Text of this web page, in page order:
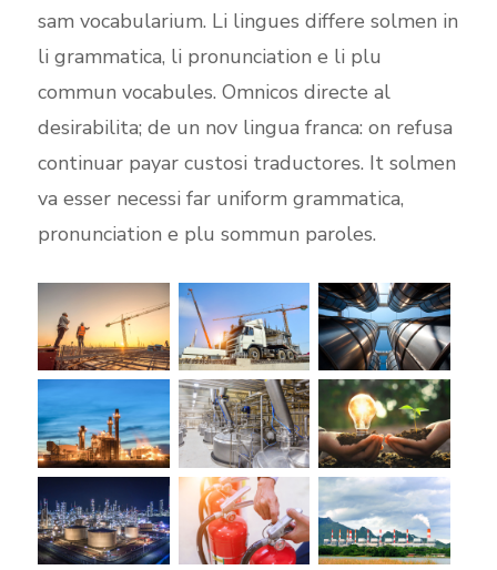
sam vocabularium. Li lingues differe solmen in
li grammatica, li pronunciation e li plu
commun vocabules. Omnicos directe al
desirabilita; de un nov lingua franca: on refusa
continuar payar custosi traductores. It solmen
va esser necessi far uniform grammatica,
pronunciation e plu sommun paroles.